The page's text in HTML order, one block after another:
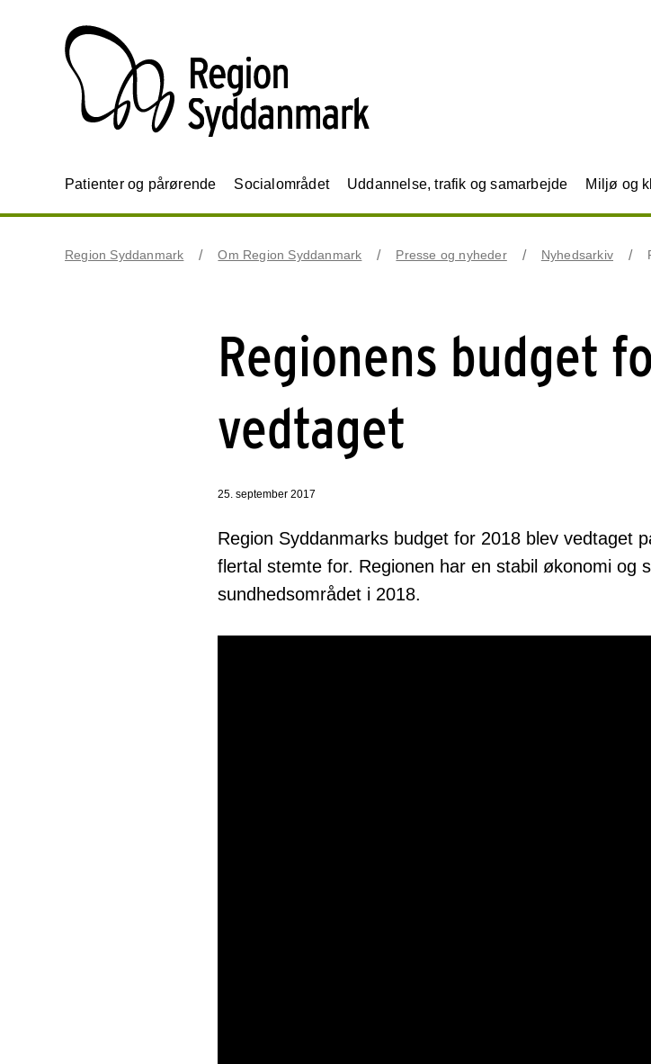
Patienter og pårørende Socialområdet Uddannelse, trafik og samarbejde Miljø og
Region Syddanmark Om Region Syddanmark Presse og nyheder Nyhedsarkiv
Regionens budget
vedtaget
25. september 2017
Region Syddanmarks budget for 2018 blev vedtaget
flertal stemte for. Regionen har en stabil økonomi og
sundhedsområdet i 2018.